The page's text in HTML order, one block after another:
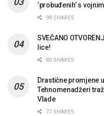
‘probuđenih’ s
98 SHARES
SVEČANO
lice!
80 SHARES
Drastične promjene
Tehnomenadžeri
Vlade
77 SHARES